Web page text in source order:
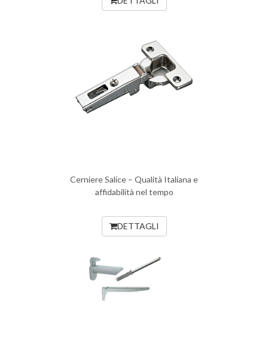
Cerniere Salice – Qualità Italiana e
affidabilità nel tempo
DETTAGLI